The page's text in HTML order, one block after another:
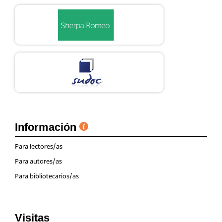
Información
Para lectores/as
Para autores/as
Para bibliotecarios/as
Visitas